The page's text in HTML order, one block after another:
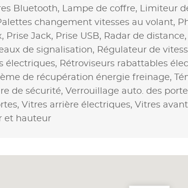
Bluetooth, Lampe de coffre, Limiteur
changement vitesses au volant,
Prise Jack, Prise USB, Radar de distance,
de signalisation, Régulateur de
électriques, Rétroviseurs rabattables
de récupération énergie freinage,
de sécurité, Verrouillage auto. des
Vitres arrière électriques, Vitres
et hauteur